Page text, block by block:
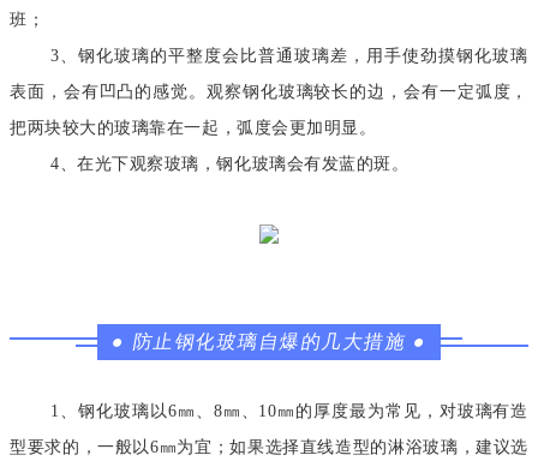
班；
3、钢化玻璃的平整度会比普通玻璃差，用手使劲摸钢化玻璃
表面，会有凹凸的感觉。观察钢化玻璃较长的边，会有一定弧度，
把两块较大的玻璃靠在一起，弧度会更加明显。
4、在光下观察玻璃，钢化玻璃会有发蓝的斑。
● 防止钢化玻璃自爆的几大措施 ●
1、钢化玻璃以6㎜、8㎜、10㎜的厚度最为常见，对玻璃有造
型要求的，一般以6㎜为宜；如果选择直线造型的淋浴玻璃，建议选